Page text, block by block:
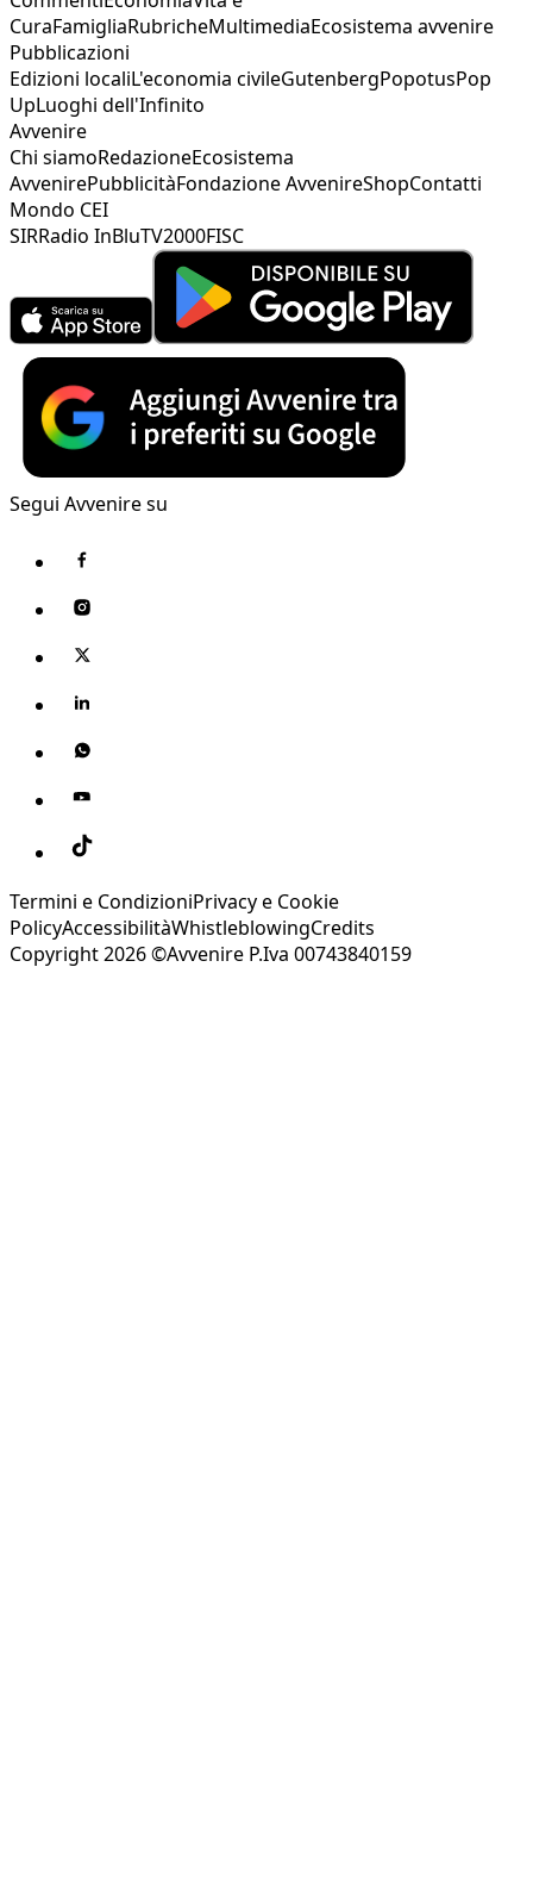
CuraFamigliaRubricheMultimediaEcosistema avvenire
Pubblicazioni
Edizioni localiL'economia civileGutenbergPopotusPop
UpLuoghi dell'Infinito
Avvenire
Chi siamoRedazioneEcosistema
AvvenirePubblicitàFondazione AvvenireShopContatti
Mondo CEI
SIRRadio InBluTV2000FISC
Segui Avvenire su
Termini e CondizioniPrivacy e Cookie
PolicyAccessibilitàWhistleblowingCredits
Copyright 2026 ©Avvenire P.Iva 00743840159